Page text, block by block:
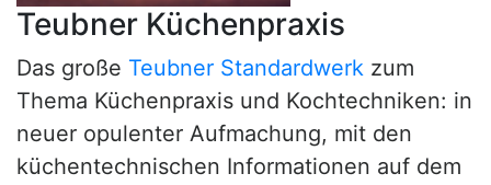
Teubner Küchenpraxis
Das große Teubner Standardwerk zum
Thema Küchenpraxis und Kochtechniken: in
neuer opulenter Aufmachung, mit den
küchentechnischen Informationen auf dem